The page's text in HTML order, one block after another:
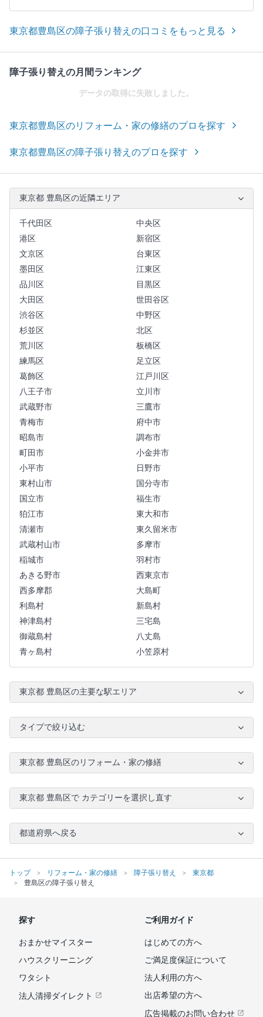
東京都豊島区の障子張り替えの口コミをもっと見る
障子張り替えの月間ランキング
データの取得に失敗しました。
東京都豊島区のリフォーム・家の修繕のプロを探す
東京都豊島区の障子張り替えのプロを探す
東京都 豊島区の近隣エリア
千代田区
中央区
港区
新宿区
文京区
台東区
墨田区
江東区
品川区
目黒区
大田区
世田谷区
渋谷区
中野区
杉並区
北区
荒川区
板橋区
練馬区
足立区
葛飾区
江戸川区
八王子市
立川市
武蔵野市
三鷹市
青梅市
府中市
昭島市
調布市
町田市
小金井市
小平市
日野市
東村山市
国分寺市
国立市
福生市
狛江市
東大和市
清瀬市
東久留米市
武蔵村山市
多摩市
稲城市
羽村市
あきる野市
西東京市
西多摩郡
大島町
利島村
新島村
神津島村
三宅島
御蔵島村
八丈島
青ヶ島村
小笠原村
東京都 豊島区の主要な駅エリア
タイプで絞り込む
東京都 豊島区のリフォーム・家の修繕
東京都 豊島区で カテゴリーを選択し直す
都道府県へ戻る
トップ リフォーム・家の修繕 障子張り替え
東京都
豊島区の障子張り替え
探す
おまかせマイスター
ハウスクリーニング
ワタシト
法人清掃ダイレクト
ご利用ガイド
はじめての方へ
ご満足度保証について
法人利用の方へ
出店希望の方へ
広告掲載のお問い合わせ